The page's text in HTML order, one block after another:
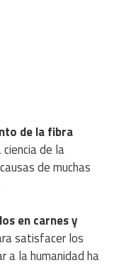
de la fibra
de la
de muchas
en carnes y
satisfacer los
a la humanidad ha